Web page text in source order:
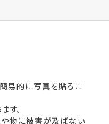
易的に写真を貼るこ
す。
物に被害が及ばない